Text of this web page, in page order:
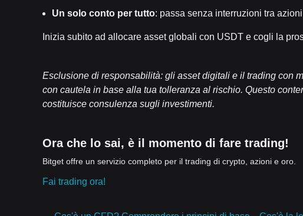
Un solo conto per tutto: passa senza interruzioni tra
Inizia subito ad allocare asset globali con USDT e cogli la
Esclusione di responsabilità: gli asset digitali e il trading con
con cautela in base alla tua tolleranza al rischio. Questo
costituisce consulenza sugli investimenti.
Ora che lo sai, è il momento di fare trading!
Bitget offre un servizio completo per il trading di crypto, azioni e oro.
Fai trading ora!